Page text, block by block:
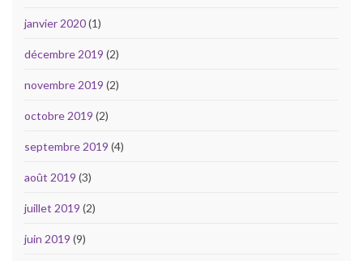
janvier 2020(1)
décembre 2019 (2)
novembre 2019 (2)
octobre 2019 (2)
septembre 2019 (4)
août 2019 (3)
juillet 2019 (2)
juin 2019 (9)